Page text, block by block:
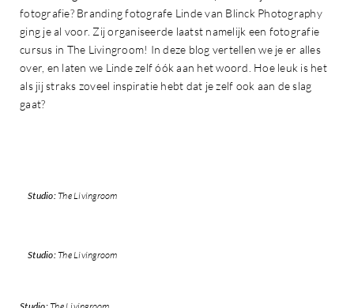
fotografie? Branding fotografe Linde van Blinck Photography
ging je al voor. Zij organiseerde laatst namelijk een fotografie
cursus in The Livingroom! In deze blog vertellen we je er alles
over, en laten we Linde zelf óók aan het woord. Hoe leuk is het
als jij straks zoveel inspiratie hebt dat je zelf ook aan de slag
gaat?
Studio:The Livingroom
Studio:The Livingroom